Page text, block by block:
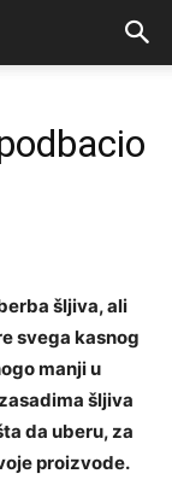
šljiva, ali
svega kasnog
manji u
šljiva
da uberu, za
proizvode.